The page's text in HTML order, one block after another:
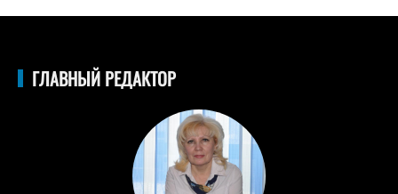
ГЛАВНЫЙ РЕДАКТОР